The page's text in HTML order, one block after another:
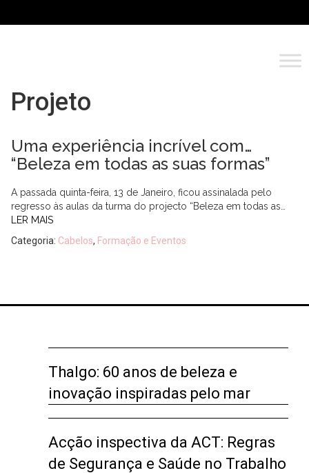
Projeto
Uma experiência incrível com…
“Beleza em todas as suas formas”
A passada quinta-feira, 13 de Janeiro, ficou assinalada pelo
regresso às aulas da turma do projecto “Beleza em todas as…
LER MAIS
Categoria: Cabelos, Formação e Eventos
Thalgo: 60 anos de beleza e
inovação inspiradas pelo mar
Acção inspectiva da ACT: Regras
de Segurança e Saúde no Trabalho